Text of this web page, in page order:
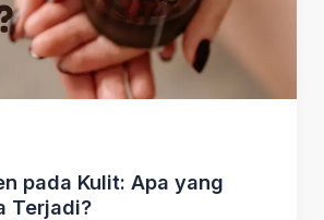
pada Kulit: Apa yang
Terjadi?